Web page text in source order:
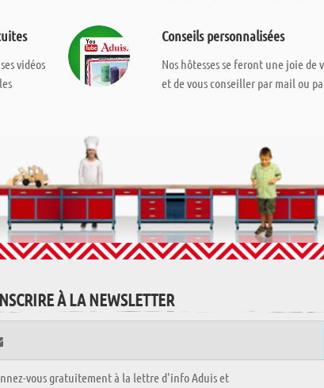
vidéos
Conseils personnalisées
Nos hôtesses se feront une joie de
et de vous conseiller par mail ou
À LA NEWSLETTER
vous gratuitement à la lettre d'info Aduis et